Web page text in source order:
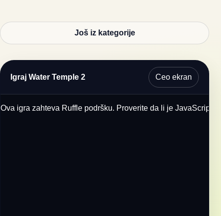
Još iz kategorije
Igraj Water Temple 2 Ceo ekran
Ova igra zahteva Ruffle podršku. Proverite da li je JavaScript